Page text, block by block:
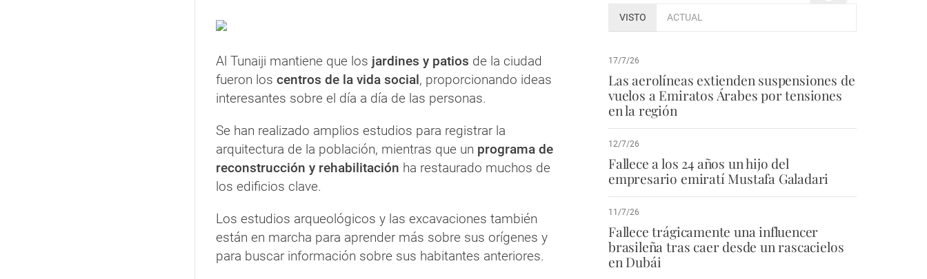
Al Tunaiji mantiene que los jardines y patios de la ciudad
fueron los centros de la vida social, proporcionando ideas
interesantes sobre el día a día de las personas.
Se han realizado amplios estudios para registrar la
arquitectura de la población, mientras que un programa de
reconstrucción y rehabilitación ha restaurado muchos de
los edificios clave.
Los estudios arqueológicos y las excavaciones también
están en marcha para aprender más sobre sus orígenes y
para buscar información sobre sus habitantes anteriores.
VISTO ACTUAL
17/7/26
Las aerolíneas extienden suspensiones de
vuelos a Emiratos Árabes por tensiones
en la región
12/7/26
Fallece a los 24 años un hijo del
empresario emiratí Mustafa Galadari
11/7/26
Fallece trágicamente una influencer
brasileña tras caer desde un rascacielos
en Dubái